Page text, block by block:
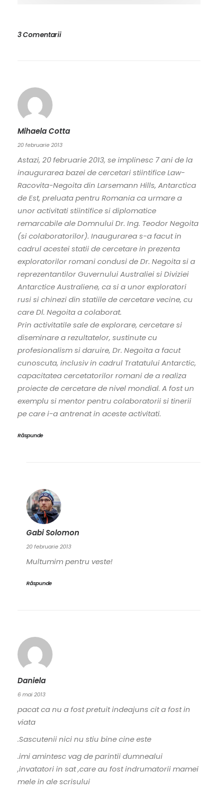
3 Comentarii
Mihaela Cotta
20 februarie 2013
Astazi, 20 februarie 2013, se implinesc 7 ani de la
inaugurarea bazei de cercetari stiintifice Law-
Racovita-Negoita din Larsemann Hills, Antarctica
de Est, preluata pentru Romania ca urmare a
unor activitati stiintifice si diplomatice
remarcabile ale Domnului Dr. Ing. Teodor Negoita
(si colaboratorilor). Inaugurarea s-a facut in
cadrul acestei statii de cercetare in prezenta
exploratorilor romani condusi de Dr. Negoita si a
reprezentantilor Guvernului Australiei si Diviziei
Antarctice Australiene, ca si a unor exploratori
rusi si chinezi din statiile de cercetare vecine, cu
care Dl. Negoita a colaborat.
Prin activitatile sale de explorare, cercetare si
diseminare a rezultatelor, sustinute cu
profesionalism si daruire, Dr. Negoita a facut
cunoscuta, inclusiv in cadrul Tratatului Antarctic,
capacitatea cercetatorilor romani de a realiza
proiecte de cercetare de nivel mondial. A fost un
exemplu si mentor pentru colaboratorii si tinerii
pe care i-a antrenat in aceste activitati.
Răspunde
Gabi Solomon
20 februarie 2013
Multumim pentru veste!
Răspunde
Daniela
6 mai 2013
pacat ca nu a fost pretuit indeajuns cit a fost in
viata
.Sascutenii nici nu stiu bine cine este
.imi amintesc vag de parintii dumnealui
,invatatori in sat ,care au fost indrumatorii mamei
mele in ale scrisului